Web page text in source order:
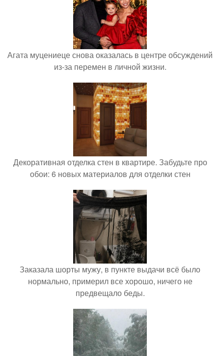
Агата муцениеце снова оказалась в центре обсуждений
из-за перемен в личной жизни.
Декоративная отделка стен в квартире. Забудьте про
обои: 6 новых материалов для отделки стен
Заказала шорты мужу, в пункте выдачи всё было
нормально, примерил все хорошо, ничего не
предвещало беды.